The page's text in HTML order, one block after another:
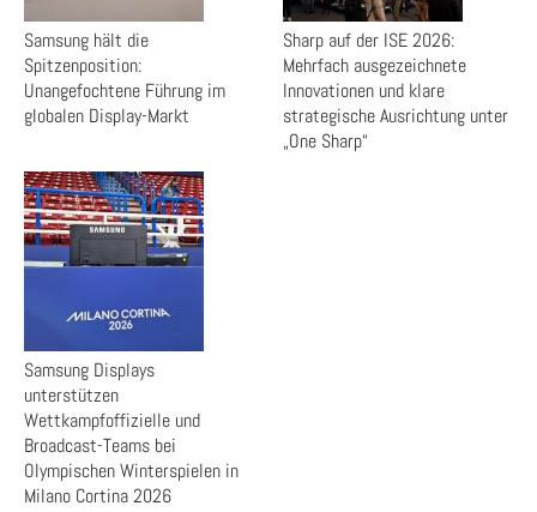
Samsung hält die
Spitzenposition:
Unangefochtene Führung im
globalen Display-Markt
Sharp auf der ISE 2026:
Mehrfach ausgezeichnete
Innovationen und klare
strategische Ausrichtung unter
„One Sharp“
Samsung Displays
unterstützen
Wettkampfoffizielle und
Broadcast-Teams bei
Olympischen Winterspielen in
Milano Cortina 2026